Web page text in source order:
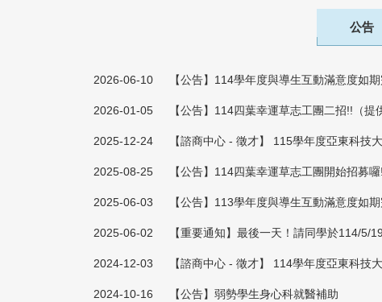
公告
2026-06-10 【公告】114學年度與導生互動滿意度如
2026-01-05 【公告】114四葉幸運草志工團二招!!（提
2025-12-24 【諮商中心 - 徵才】 115學年度亞東科技
2025-08-25 【公告】114四葉幸運草志工團開始招募
2025-06-03 【公告】113學年度與導生互動滿意度如
2025-06-02 【重要通知】最後一天！請同學於114/5/
2024-12-03 【諮商中心 - 徵才】 114學年度亞東科技
2024-10-16 【公告】弱勢學生身心科就醫補助